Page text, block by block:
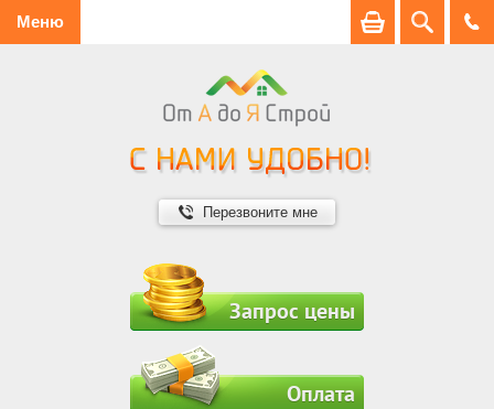
Меню
Перезвоните мне
Запрос цены
Оплата